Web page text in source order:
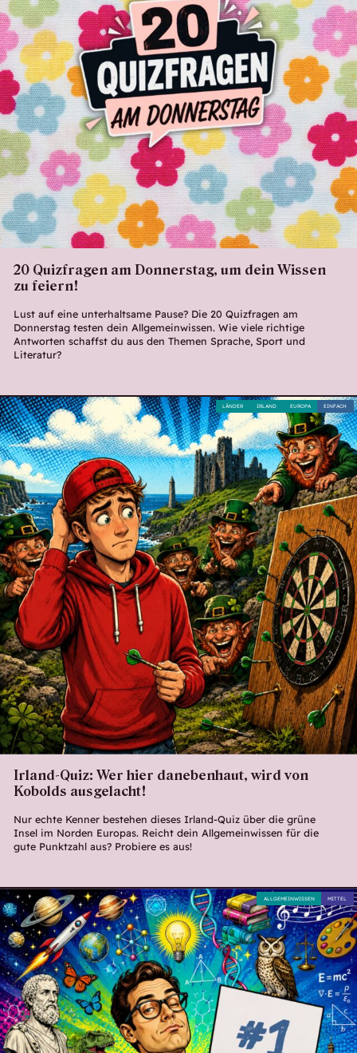
20 Quizfragen am Donnerstag, um dein Wissen
zu feiern!
Lust auf eine unterhaltsame Pause? Die 20 Quizfragen am
Donnerstag testen dein Allgemeinwissen. Wie viele richtige
Antworten schaffst du aus den Themen Sprache, Sport und
Literatur?
Irland-Quiz: Wer hier danebenhaut, wird von
Kobolds ausgelacht!
Nur echte Kenner bestehen dieses Irland-Quiz über die grüne
Insel im Norden Europas. Reicht dein Allgemeinwissen für die
gute Punktzahl aus? Probiere es aus!
EINFACH
EUROPA
IRLAND
LÄNDER
MITTEL
ALLGEMEINWISSEN